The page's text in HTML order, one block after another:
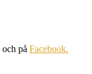
och på Facebook.